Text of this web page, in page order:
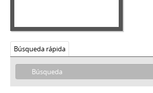
Búsqueda rápida
RVA - Rafael Valdivieso Ariztía
DO - Documentos Oficiales
001 - Minuta
00001 - [Programa preliminar de la gira organizada por la Oficina
00002 - [Aconteceres previos al